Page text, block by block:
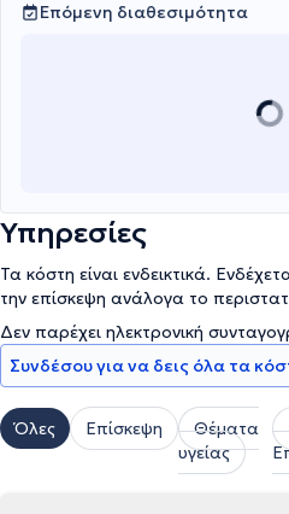
Επόμενη διαθεσιμότητα
Υπηρεσίες
Τα κόστη είναι ενδεικτικά.
την επίσκεψη ανάλογα το
Δεν παρέχει ηλεκτρονική
Συνδέσου για να δεις όλα τα
Όλες Επίσκεψη
Θέματα
υγείας